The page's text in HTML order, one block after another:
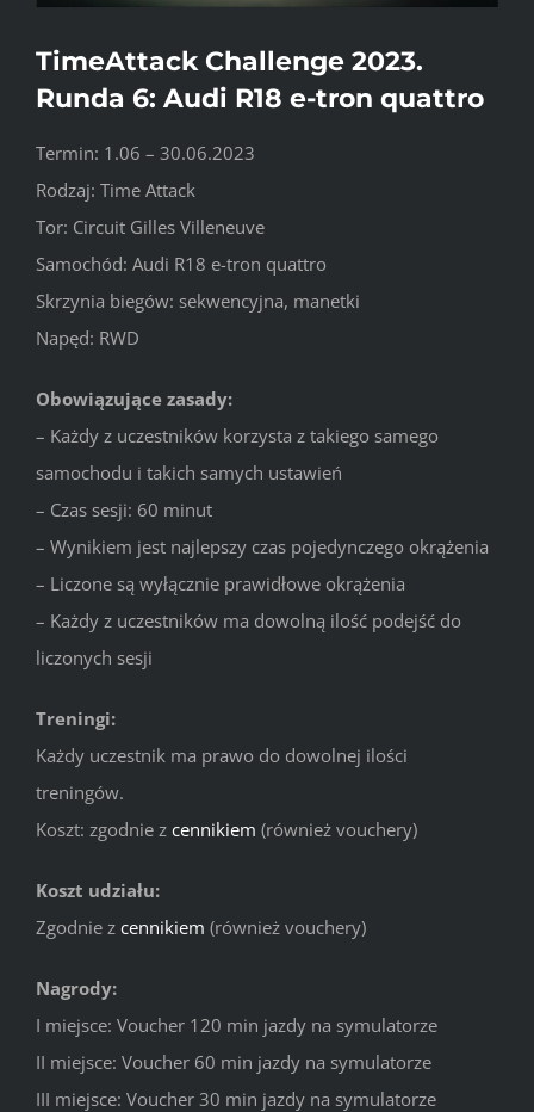
TimeAttack Challenge 2023.
Runda 6: Audi R18 e-tron quattro
Termin: 1.06 – 30.06.2023
Rodzaj: Time Attack
Tor: Circuit Gilles Villeneuve
Samochód: Audi R18 e-tron quattro
Skrzynia biegów: sekwencyjna, manetki
Napęd: RWD
Obowiązujące zasady:
– Każdy z uczestników korzysta z takiego samego
samochodu i takich samych ustawień
– Czas sesji: 60 minut
– Wynikiem jest najlepszy czas pojedynczego okrążenia
– Liczone są wyłącznie prawidłowe okrążenia
– Każdy z uczestników ma dowolną ilość podejść do
liczonych sesji
Treningi:
Każdy uczestnik ma prawo do dowolnej ilości
treningów.
Koszt: zgodnie z cennikiem (również vouchery)
Koszt udziału:
Zgodnie z cennikiem (również vouchery)
Nagrody:
I miejsce: Voucher 120 min jazdy na symulatorze
II miejsce: Voucher 60 min jazdy na symulatorze
III miejsce: Voucher 30 min jazdy na symulatorze